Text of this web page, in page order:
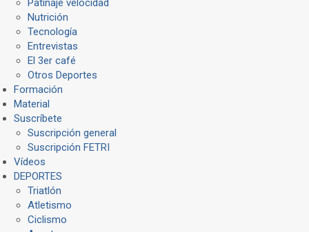
Patinaje velocidad
Nutrición
Tecnología
Entrevistas
El 3er café
Otros Deportes
Formación
Material
Suscríbete
Suscripción general
Suscripción FETRI
Vídeos
DEPORTES
Triatlón
Atletismo
Ciclismo